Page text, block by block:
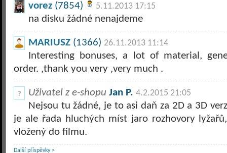
vorez (7854) 5.11.2013 17:15
na disku žádné nenajdeme
MARIUSZ (1366) 26.11.2013 11:14
Interesting bonuses, a lot of material,
order. ,thank you very ,very much .
Uživatel z e-shopu Jan P. 4.2.2015 21:05
Nejsou tu žádné, je to asi daň za 2D a 3D
je ale řada hluchých míst jaro rozhovory
vložený do filmu.
Další příspěvky >